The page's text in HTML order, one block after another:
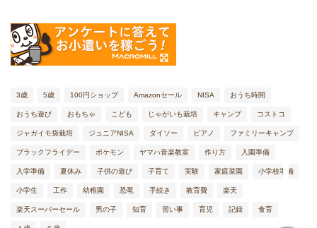
3歳 5歳 100円ショップ Amazonセール NISA おうち時間
おうち遊び おもちゃ こども じゃがいも栽培 キャンプ コストコ
ジャガイモ袋栽培 ジュニアNISA ダイソー ピアノ ファミリーキャンプ
ブラックフライデー ポケモン ヤマハ音楽教室 作り方 入園準備
入学準備 夏休み 子供の遊び 子育て 実験 家庭菜園 小学校準備
小学生 工作 幼稚園 恐竜 手続き 教育費 楽天
楽天スーパーセール 男の子 知育 習い事 育児 記録 食育
ファミリーキャンプ